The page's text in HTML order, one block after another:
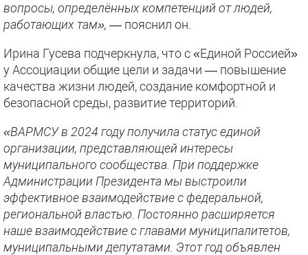
вопросы, определённых компетенций от людей,
работающих там», — пояснил он.
Ирина Гусева подчеркнула, что с «Единой Россией»
у Ассоциации общие цели и задачи — повышение
качества жизни людей, создание комфортной и
безопасной среды, развитие территорий.
«ВАРМСУ в 2024 году получила статус единой
организации, представляющей интересы
муниципального сообщества. При поддержке
Администрации Президента мы выстроили
эффективное взаимодействие с федеральной,
региональной властью. Постоянно расширяется
наше взаимодействие с главами муниципалитетов,
муниципальными депутатами. Этот год объявлен